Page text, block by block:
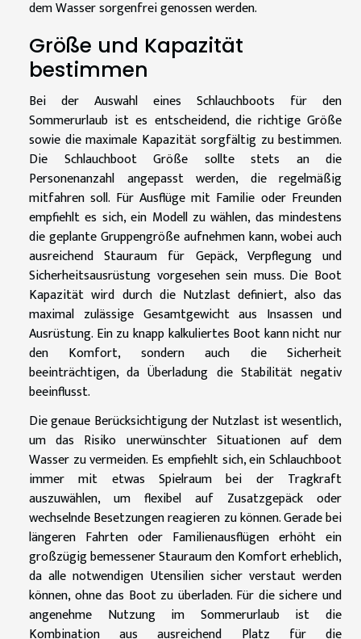
dem Wasser sorgenfrei genossen werden.
Größe und Kapazität
bestimmen
Bei der Auswahl eines Schlauchboots für den
Sommerurlaub ist es entscheidend, die richtige Größe
sowie die maximale Kapazität sorgfältig zu bestimmen.
Die Schlauchboot Größe sollte stets an die
Personenanzahl angepasst werden, die regelmäßig
mitfahren soll. Für Ausflüge mit Familie oder Freunden
empfiehlt es sich, ein Modell zu wählen, das mindestens
die geplante Gruppengröße aufnehmen kann, wobei auch
ausreichend Stauraum für Gepäck, Verpflegung und
Sicherheitsausrüstung vorgesehen sein muss. Die Boot
Kapazität wird durch die Nutzlast definiert, also das
maximal zulässige Gesamtgewicht aus Insassen und
Ausrüstung. Ein zu knapp kalkuliertes Boot kann nicht nur
den Komfort, sondern auch die Sicherheit
beeinträchtigen, da Überladung die Stabilität negativ
beeinflusst.
Die genaue Berücksichtigung der Nutzlast ist wesentlich,
um das Risiko unerwünschter Situationen auf dem
Wasser zu vermeiden. Es empfiehlt sich, ein Schlauchboot
immer mit etwas Spielraum bei der Tragkraft
auszuwählen, um flexibel auf Zusatzgepäck oder
wechselnde Besetzungen reagieren zu können. Gerade bei
längeren Fahrten oder Familienausflügen erhöht ein
großzügig bemessener Stauraum den Komfort erheblich,
da alle notwendigen Utensilien sicher verstaut werden
können, ohne das Boot zu überladen. Für die sichere und
angenehme Nutzung im Sommerurlaub ist die
Kombination aus ausreichend Platz für die